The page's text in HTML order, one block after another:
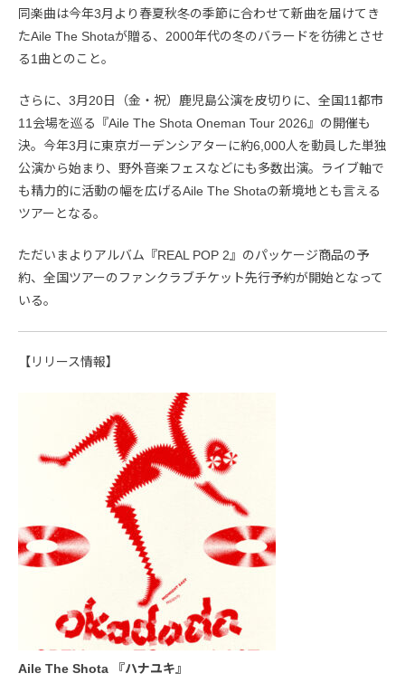
同楽曲は今年3月より春夏秋冬の季節に合わせて新曲を届けてき
たAile The Shotaが贈る、2000年代の冬のバラードを彷彿とさせ
る1曲とのこと。
さらに、3月20日（金・祝）鹿児島公演を皮切りに、全国11都市
11会場を巡る『Aile The Shota Oneman Tour 2026』の開催も
決。今年3月に東京ガーデンシアターに約6,000人を動員した単独
公演から始まり、野外音楽フェスなどにも多数出演。ライブ軸で
も精力的に活動の幅を広げるAile The Shotaの新境地とも言える
ツアーとなる。
ただいまよりアルバム『REAL POP 2』のパッケージ商品の予
約、全国ツアーのファンクラブチケット先行予約が開始となって
いる。
【リリース情報】
Aile The Shota 『ハナユキ』